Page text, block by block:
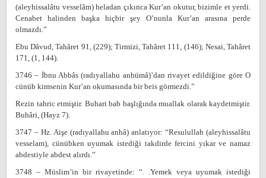
(aleyhissalâtu vesselâm) heladan çıkınca Kur’an okutur, bizimle et yerdi.
Cenabet halinden başka hiçbir şey O’nunla Kur’an arasına perde
olmazdı.”
Ebu Dâvud, Tahâret 91, (229); Tirmizi, Tahâret 111, (146); Nesai, Tahâret
171, (1, 144).
3746 – İbnu Abbâs (radıyallahu anhümâ)’dan rivayet edildiğine göre O
cünüb kimsenin Kur’an okumasında bir beis görmezdi.”
Rezin tahric etmiştir. Buhari bab başlığında muallak olarak kaydetmiştir.
Buhâri, (Hayz 7).
3747 – Hz. Aişe (radıyallahu anhâ) anlatıyor: “Resulullah (aleyhissalâtu
vesselam), cünübken uyumak istediği takdirde fercini yıkar ve namaz
abdestiyle abdest alırdı.”
3748 – Müslim’in bir rivayetinde: “. .Yemek veya uyumak istediği